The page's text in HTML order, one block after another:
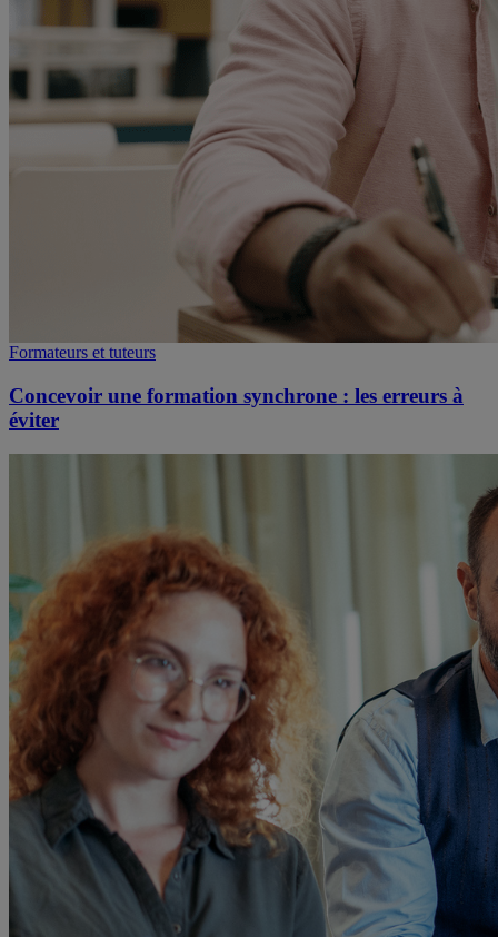
Formateurs et tuteurs
Concevoir une formation synchrone : les erreurs à
éviter